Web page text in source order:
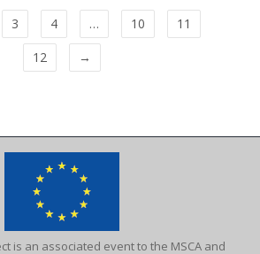
3 4 … 10
11
12
→
is an associated event to the MSCA and